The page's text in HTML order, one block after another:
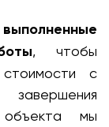
, чтобы
с
мы